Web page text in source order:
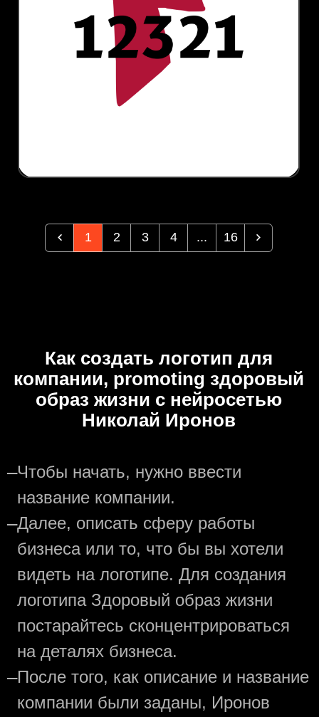
1 2 3 4 ... 16
Как создать логотип для
компании, promoting здоровый
образ жизни с нейросетью
Николай Иронов
—Чтобы начать, нужно ввести
название компании.
—Далее, описать сферу работы
бизнеса или то, что бы вы хотели
видеть на логотипе. Для создания
логотипа Здоровый образ жизни
постарайтесь сконцентрироваться
на деталях бизнеса.
—После того, как описание и название
компании были заданы, Иронов